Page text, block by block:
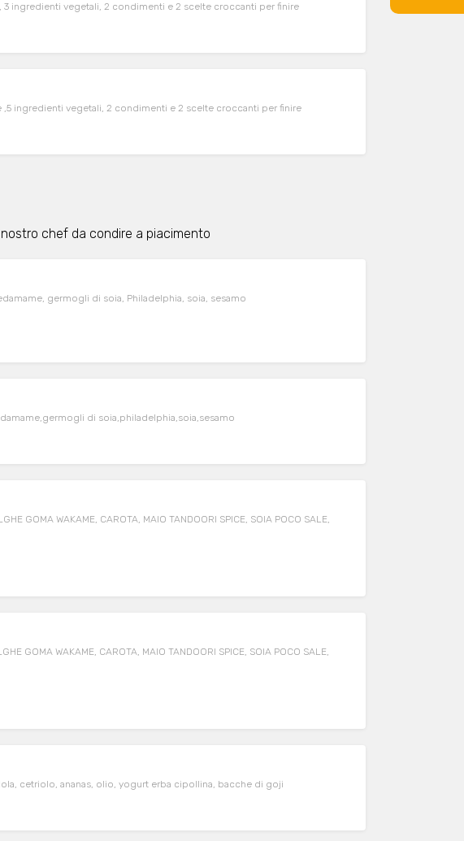
3 ingredienti vegetali, 2 condimenti e 2 scelte croccanti per finire
ingredienti vegetali, 2 condimenti e 2 scelte croccanti per finire
chef da condire a piacimento
germogli di soia, Philadelphia, soia, sesamo
di soia,philadelphia,soia,sesamo
GOMA WAKAME, CAROTA, MAIO TANDOORI SPICE, SOIA POCO SALE,
GOMA WAKAME, CAROTA, MAIO TANDOORI SPICE, SOIA POCO SALE,
cetriolo, ananas, olio, yogurt erba cipollina, bacche di goji